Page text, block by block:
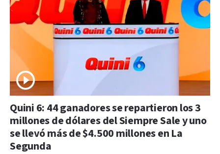
Quini 6: 44 ganadores se repartieron los 3
millones de dólares del Siempre Sale y uno
se llevó más de $4.500 millones en La
Segunda